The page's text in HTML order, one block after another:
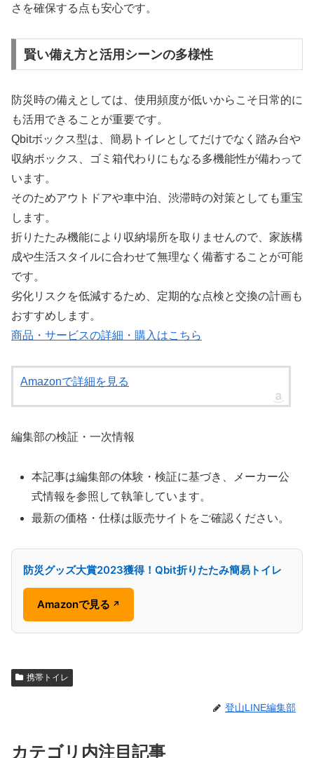
さを確保する点も安心です。
賢い備え方と活用シーンの多様性
防災時の備えとしては、使用頻度が低いからこそ日常的に
も活用できることが重要です。
Qbitボックス型は、簡易トイレとしてだけでなく踏み台や
収納ボックス、ゴミ箱代わりにもなる多機能性が備わって
います。
そのためアウトドアや車中泊、渋滞時の対策としても重宝
します。
折りたたみ機能により収納場所を取りませんので、家族構
成や生活スタイルに合わせて無理なく備蓄することが可能
です。
劣化リスクを低減するため、定期的な点検と交換の計画も
おすすめします。
商品・サービスの詳細・購入はこちら
Amazonで詳細を見る
編集部の検証・一次情報
本記事は編集部の体験・検証に基づき、メーカー公
式情報を参照して執筆しています。
最新の価格・仕様は販売サイトをご確認ください。
防災グッズ大賞2023獲得！Qbit折りたたみ簡易トイレ
Amazonで見る ↗
携帯トイレ
登山LINE編集部
カテゴリ内注目記事